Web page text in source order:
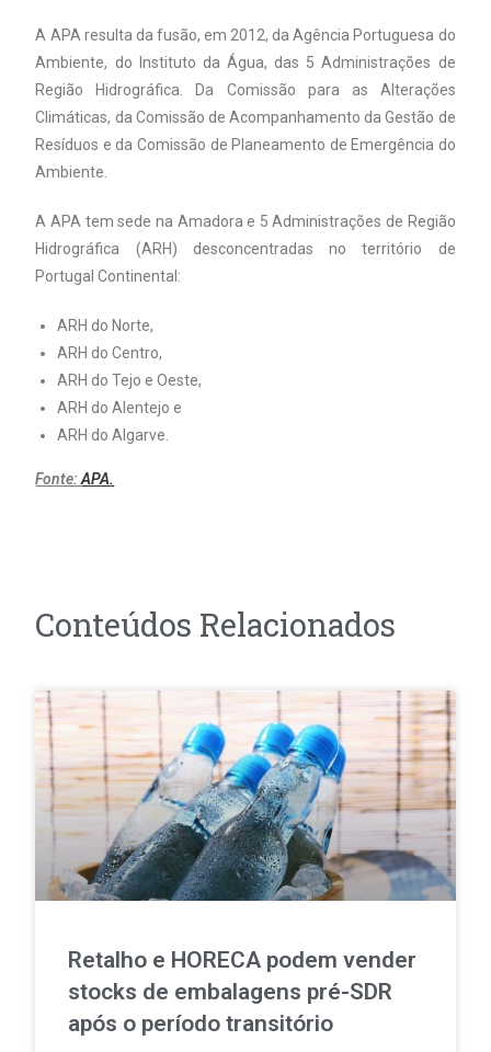
A APA resulta da fusão, em 2012, da Agência Portuguesa do
Ambiente, do Instituto da Água, das 5 Administrações de
Região Hidrográfica. Da Comissão para as Alterações
Climáticas, da Comissão de Acompanhamento da Gestão de
Resíduos e da Comissão de Planeamento de Emergência do
Ambiente.
A APA tem sede na Amadora e 5 Administrações de Região
Hidrográfica (ARH) desconcentradas no território de
Portugal Continental:
ARH do Norte,
ARH do Centro,
ARH do Tejo e Oeste,
ARH do Alentejo e
ARH do Algarve.
Fonte:APA.
Conteúdos Relacionados
Retalho e HORECA podem vender
stocks de embalagens pré-SDR
após o período transitório